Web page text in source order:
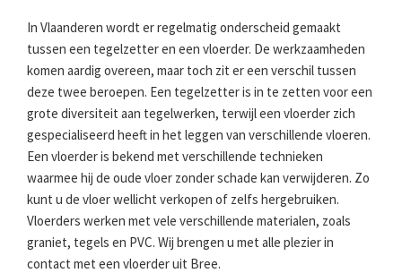
In Vlaanderen wordt er regelmatig onderscheid gemaakt
tussen een tegelzetter en een vloerder. De werkzaamheden
komen aardig overeen, maar toch zit er een verschil tussen
deze twee beroepen. Een tegelzetter is in te zetten voor een
grote diversiteit aan tegelwerken, terwijl een vloerder zich
gespecialiseerd heeft in het leggen van verschillende vloeren.
Een vloerder is bekend met verschillende technieken
waarmee hij de oude vloer zonder schade kan verwijderen. Zo
kunt u de vloer wellicht verkopen of zelfs hergebruiken.
Vloerders werken met vele verschillende materialen, zoals
graniet, tegels en PVC. Wij brengen u met alle plezier in
contact met een vloerder uit Bree.